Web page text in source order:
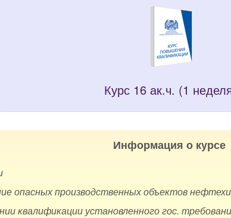
Курс 16 ак.ч. (1
Информация о курсе
опасных производственных объектов
квалификации установленного гос.